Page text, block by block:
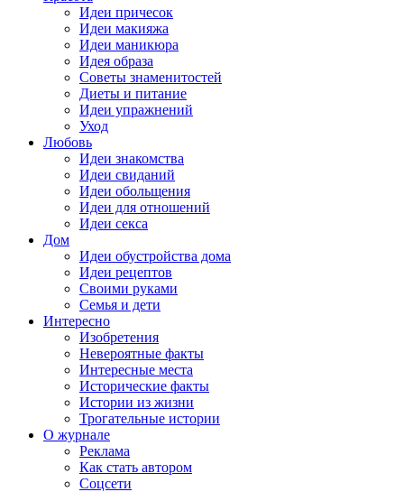
Идеи причесок
Идеи макияжа
Идеи маникюра
Идея образа
Советы знаменитостей
Диеты и питание
Идеи упражнений
Уход
Любовь
Идеи знакомства
Идеи свиданий
Идеи обольщения
Идеи для отношений
Идеи секса
Дом
Идеи обустройства дома
Идеи рецептов
Своими руками
Семья и дети
Интересно
Изобретения
Невероятные факты
Интересные места
Исторические факты
Истории из жизни
Трогательные истории
О журнале
Реклама
Как стать автором
Соцсети